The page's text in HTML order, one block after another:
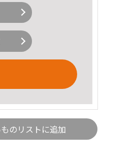
のリストに追加